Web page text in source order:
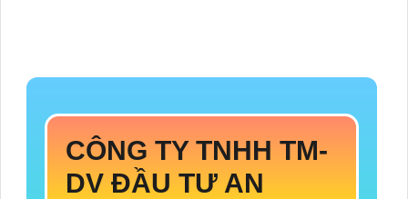
CÔNG TY TNHH TM-
DV ĐẦU TƯ AN